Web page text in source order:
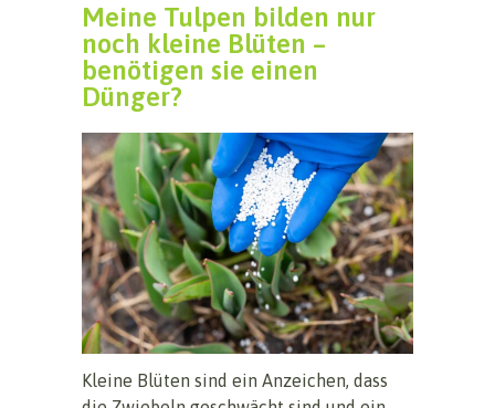
Meine Tulpen bilden nur
noch kleine Blüten –
benötigen sie einen
Dünger?
Kleine Blüten sind ein Anzeichen, dass